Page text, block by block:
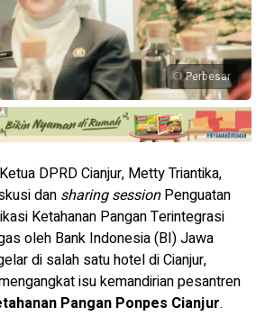
Perbesar
DPRD Cianjur, Metty Triantika,
dan sharing sessionPenguatan
Ketahanan Pangan Terintegrasi
oleh Bank Indonesia (BI) Jawa
di salah satu hotel di Cianjur,
isu kemandirian pesantren
Pangan Ponpes Cianjur.